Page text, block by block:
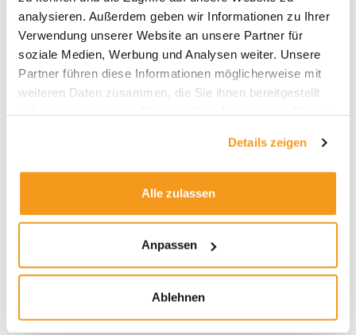
analysieren. Außerdem geben wir Informationen zu Ihrer
Verwendung unserer Website an unsere Partner für
soziale Medien, Werbung und Analysen weiter. Unsere
Partner führen diese Informationen möglicherweise mit
weiteren Daten zusammen, die Sie ihnen bereitgestellt
Details zeigen
Alle zulassen
Anpassen
Ablehnen
Alles zur neuen Privatrente: Der envestor
Altersvorsorgedepot-Rechner
Der Presseclub mit Victor Gojdka (DIE ZEIT) –
2026
2024